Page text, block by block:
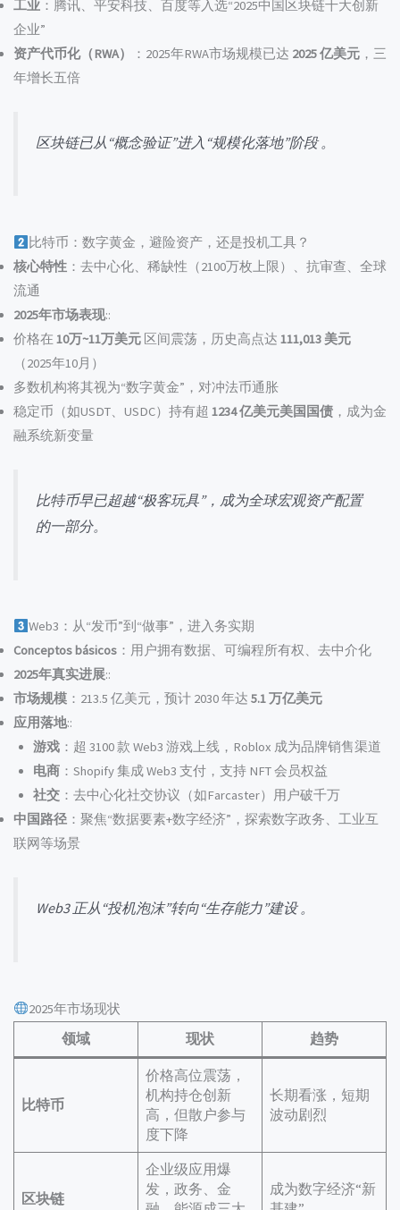
工业 ：腾讯、平安科技、百度等入选“2025中国区块链十大创新
企业”
资产代币化（RWA）
：2025年RWA市场规模已达 2025 亿美元 ，三
年增长五倍
区块链已从“概念验证”进入“规模化落地”阶段 。
比特币：数字黄金，避险资产，还是投机工具？
核心特性 ：去中心化、稀缺性（2100万枚上限）、抗审查、全球
流通
2025年市场表现::
价格在 10万~11万美元 区间震荡，历史高点达 111,013 美元
（2025年10月）
多数机构将其视为“数字黄金”，对冲法币通胀
稳定币（如USDT、USDC）持有超 1234 亿美元美国国债 ，成为金
融系统新变量
比特币早已超越“极客玩具”，成为全球宏观资产配置
的一部分。
Web3：从“发币”到“做事”，进入务实期
Conceptos básicos ：用户拥有数据、可编程所有权、去中介化
2025年真实进展::
市场规模 ：213.5 亿美元，预计 2030 年达 5.1 万亿美元
应用落地::
游戏：超 3100 款 Web3 游戏上线，Roblox 成为品牌销售渠道
电商：Shopify 集成 Web3 支付，支持 NFT 会员权益
社交：去中心化社交协议（如Farcaster）用户破千万
中国路径 ：聚焦“数据要素+数字经济”，探索数字政务、工业互
联网等场景
Web3 正从“投机泡沫”转向“生存能力”建设 。
2025年市场现状
领域 现状 趋势
比特币
价格高位震荡，
机构持仓创新
高，但散户参与
度下降
长期看涨，短期
波动剧烈
区块链
企业级应用爆
发，政务、金
成为数字经济“新